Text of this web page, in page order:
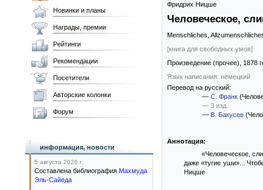
Фридрих Ницше
Человеческое,
Menschliches,
[книга для свободных умов]
Произведение (прочее), 1878
Язык написания: немецкий
Перевод на русский:
— С. Франк
— 3 изд.
— В. Бакусев
Аннотация:
«Человеческое,
даже «тугие уши»...
Ницше
Новинки и планы
Награды, премии
Рейтинги
Рекомендации
Посетители
Авторские колонки
Форум
информация, новости
5 августа 2026 г.
Составлена библиография Махмуда
Эль-Сайеда